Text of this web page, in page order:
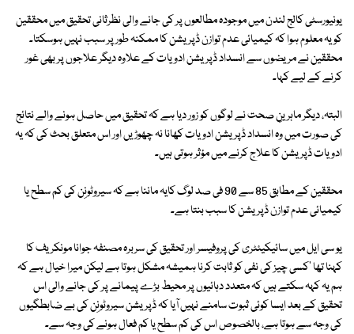
یونیورسٹی کالج لندن میں موجودہ مطالعوں پر کی جانے والی نظرثانی تحقیق میں محققین
کو یہ معلوم ہوا کہ کیمیائی عدم توازن ڈپریشن کا ممکنہ طور پر سبب نہیں ہوسکتا۔
محققین نے مریضوں سے انسداد ڈپریشن ادویات کے علاوہ دیگر علاجوں پر بھی غور
کرنے کے لیے کہا۔
البتہ، دیگر ماہرینِ صحت نے لوگوں کو زور دیا ہے کہ تحقیق میں حاصل ہونے والے نتائج
کی صورت میں وہ انسداد ڈپریشن ادویات کھانا نہ چھوڑیں اور اس متعلق بحث کی کہ یہ
ادویات ڈپریشن کا علاج کرنے میں مؤثر ہوتی ہیں۔
محققین کے مطابق 85 سے 90 فی صد لوگ کایہ ماننا ہے کہ سیروٹونِن کی کم سطح یا
کیمیائی عدم توازن ڈپریشن کا سبب بنتا ہے۔
یو سی ایل میں سائیکیئٹری کی پروفیسر اور تحقیق کی سربرہ مصنفہ جوانا مونکریف کا
کہنا تھا 'کسی چیز کی نفی کو ثابت کرنا ہمیشہ مشکل ہوتا ہے لیکن میرا خیال ہے کہ
ہم یہ کہہ سکتے ہیں کہ متعدد دہائیوں پر محیط بڑے پیمانے پر کی جانے والی اس
تحقیق کے بعد ایسا کوئی ثبوت سامنے نہیں آیا کہ ڈپریشن سیروٹونِن کی بے ضابطگیوں
کی وجہ سے ہوتا ہے، بالخصوص اس کی کم سطح یا کم فعال ہونے کی وجہ سے۔